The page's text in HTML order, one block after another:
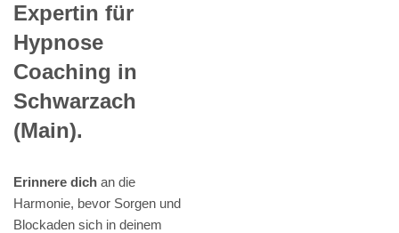
Expertin für
Hypnose
Coaching in
Schwarzach
(Main).
Erinnere dich an die
Harmonie, bevor Sorgen und
Blockaden sich in deinem